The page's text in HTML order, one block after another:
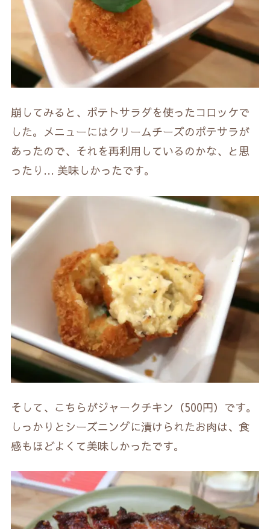
崩してみると、ポテトサラダを使ったコロッケで
した。メニューにはクリームチーズのポテサラが
あったので、それを再利用しているのかな、と思
ったり… 美味しかったです。
そして、こちらがジャークチキン（500円）です。
しっかりとシーズニングに漬けられたお肉は、食
感もほどよくて美味しかったです。